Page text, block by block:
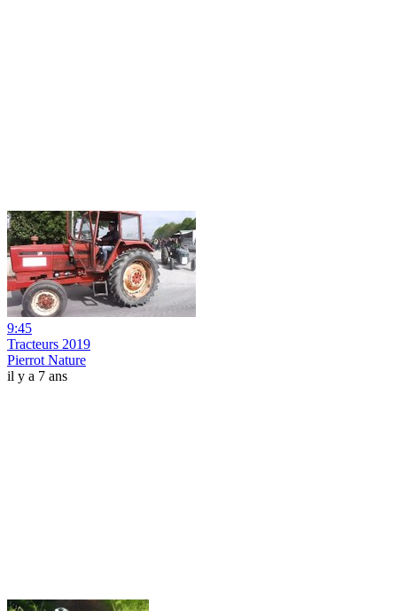
9:45
Tracteurs 2019
Pierrot Nature
il y a 7 ans